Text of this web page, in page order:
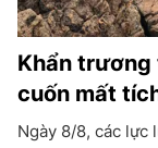
Khẩn trương
cuốn mất
Ngày 8/8, các lực